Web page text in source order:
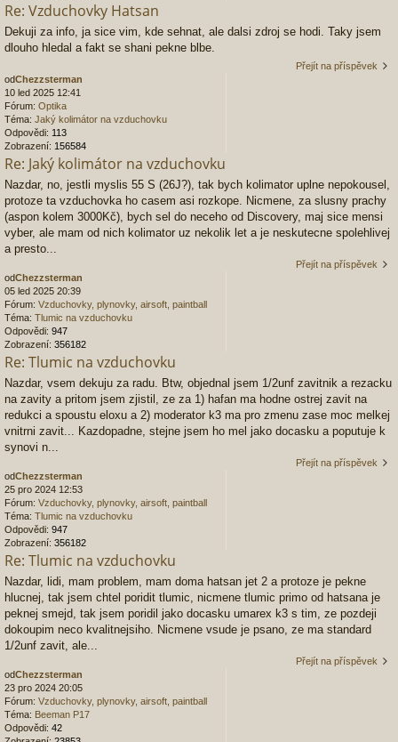
Re: Vzduchovky Hatsan
Dekuji za info, ja sice vim, kde sehnat, ale dalsi zdroj se hodi. Taky jsem
dlouho hledal a fakt se shani pekne blbe.
Přejít na příspěvek
odChezzsterman
10 led 2025 12:41
Fórum: Optika
Téma: Jaký kolimátor na vzduchovku
Odpovědi: 113
Zobrazení: 156584
Re: Jaký kolimátor na vzduchovku
Nazdar, no, jestli myslis 55 S (26J?), tak bych kolimator uplne nepokousel,
protoze ta vzduchovka ho casem asi rozkope. Nicmene, za slusny prachy
(aspon kolem 3000Kč), bych sel do neceho od Discovery, maj sice mensi
vyber, ale mam od nich kolimator uz nekolik let a je neskutecne spolehlivej
a presto...
Přejít na příspěvek
odChezzsterman
05 led 2025 20:39
Fórum: Vzduchovky, plynovky, airsoft, paintball
Téma: Tlumic na vzduchovku
Odpovědi: 947
Zobrazení: 356182
Re: Tlumic na vzduchovku
Nazdar, vsem dekuju za radu. Btw, objednal jsem 1/2unf zavitnik a rezacku
na zavity a pritom jsem zjistil, ze za 1) hafan ma hodne ostrej zavit na
redukci a spoustu eloxu a 2) moderator k3 ma pro zmenu zase moc melkej
vnitrni zavit... Kazdopadne, stejne jsem ho mel jako docasku a poputuje k
synovi n...
Přejít na příspěvek
odChezzsterman
25 pro 2024 12:53
Fórum: Vzduchovky, plynovky, airsoft, paintball
Téma: Tlumic na vzduchovku
Odpovědi: 947
Zobrazení: 356182
Re: Tlumic na vzduchovku
Nazdar, lidi, mam problem, mam doma hatsan jet 2 a protoze je pekne
hlucnej, tak jsem chtel poridit tlumic, nicmene tlumic primo od hatsana je
peknej smejd, tak jsem poridil jako docasku umarex k3 s tim, ze pozdeji
dokoupim neco kvalitnejsiho. Nicmene vsude je psano, ze ma standard
1/2unf zavit, ale...
Přejít na příspěvek
odChezzsterman
23 pro 2024 20:05
Fórum: Vzduchovky, plynovky, airsoft, paintball
Téma: Beeman P17
Odpovědi: 42